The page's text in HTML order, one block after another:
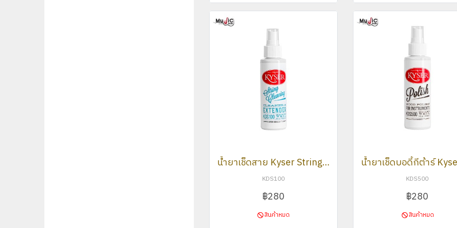
น้ำยาเช็ดสาย Kyser String Cleaning KDS100
KDS100
฿280
สินค้าหมด
KDS500
฿280
สินค้าหมด